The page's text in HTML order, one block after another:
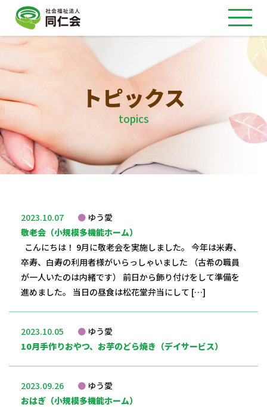
トピックス
topics
2023.10.07
ゆう愛
敬老会（小規模多機能ホーム）
こんにちは！ 9月に敬老会を実施しました。 今年は米寿、
卒寿、白寿の利用者様がいらっしゃいました （古希の職員
が一人いたのは内緒です） 前日から飾り付けをして準備を
進めました。 当日の昼食は松花堂弁当にして […]
2023.10.05
ゆう愛
10月手作りおやつ、お芋のどら焼き（デイサービス）
2023.09.26
ゆう愛
おはぎ（小規模多機能ホーム）